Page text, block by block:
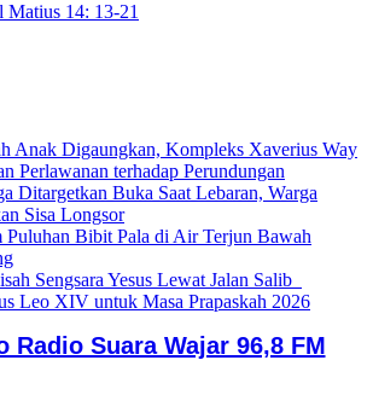
Matius 14: 13-21
Anak Digaungkan, Kompleks Xaverius Way
Perlawanan terhadap Perundungan
Ditargetkan Buka Saat Lebaran, Warga
Sisa Longsor
Bibit Pala di Air Terjun Bawah
Sengsara Yesus Lewat Jalan Salib
Leo XIV untuk Masa Prapaskah 2026
Radio Suara Wajar 96,8 FM